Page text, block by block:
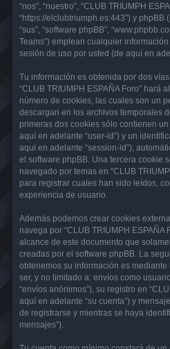
“nos”, “nuestro”, “CLUB TRIUMPH
“https://elclubtriumph.es:443”) y phpBB
“sus”, “software phpBB”,
Teams”) emplean cualquier
sesión de uso por usted (de aquí en
Tu información es obtenida por dos
“CLUB TRIUMPH ESPAÑA Foro” hará
número de cookies, las cuales son un
descargan en los archivos temporales
primeras dos cookies sólo contienen
aquí en adelante “user-id”) y un
aquí en adelante “session-id”),
el software phpBB. Una tercera cookie
navegado por temas en “CLUB
para registrar cuales han sido leídos,
experiencia de usuario.
Además podemos crear cookies
navega por “CLUB TRIUMPH ESPAÑA
alcance de este documento que
creadas por el software phpBB. La
obtenemos su información es
ser, y no limitado a: envíos como
“envíos anónimos”), su registro en
aquí en adelante “su cuenta”) y
de registrarse y mientras se haya
mensajes”).